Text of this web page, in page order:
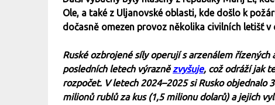
Ole, a také z Uljanovské oblasti, kde došlo k
dočasně omezen provoz několika civilních letišť
Ruské ozbrojené síly operují s arzenálem
posledních letech výraznězvyšuje, což odráží jak
rozpočet. V letech 2024–2025 si Rusko objednalo
milionů rublů za kus (1,5 milionu dolarů) a jejich